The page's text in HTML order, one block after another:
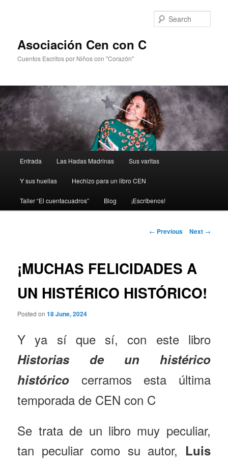
Asociación Cen con C
Cuentos Escritos por Niños con "Corazón"
Skip
to
primary
Entrada Las Hadas Madrinas Sus varitas
Y sus huellas Hechizo para un libro CEN
Taller “El cuentacuadros” Blog ¡Escríbenos!
Post
← Previous Next →
¡MUCHAS FELICIDADES A
UN HISTÉRICO HISTÓRICO!
Posted on18 June, 2024
Y ya sí que sí, con este libro
Historias de un histérico
histórico cerramos esta última
temporada de CEN con C
Se trata de un libro muy peculiar,
tan peculiar como su autor, Luis